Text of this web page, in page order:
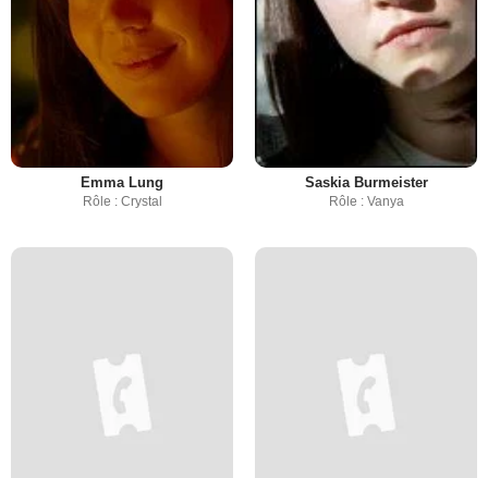
Emma Lung
Rôle : Crystal
Saskia Burmeister
Rôle : Vanya